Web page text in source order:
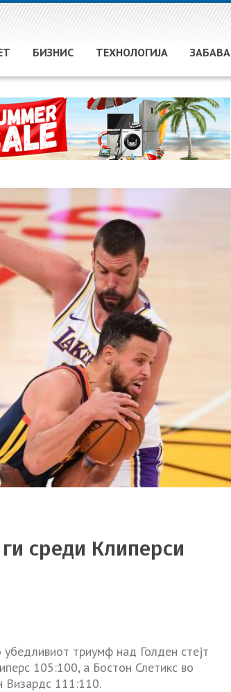
БИЗНИС ТЕХНОЛОГИЈА ЗАБАВА
среди Клиперси
убедливиот триумф над Голден стејт
105:100, а Бостон Слетикс во
Визардс 111:110.